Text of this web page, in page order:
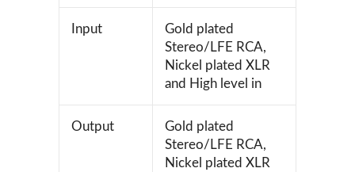
Input
Gold plated
Stereo/LFE RCA,
Nickel plated XLR
and High level in
Output
Gold plated
Stereo/LFE RCA,
Nickel plated XLR